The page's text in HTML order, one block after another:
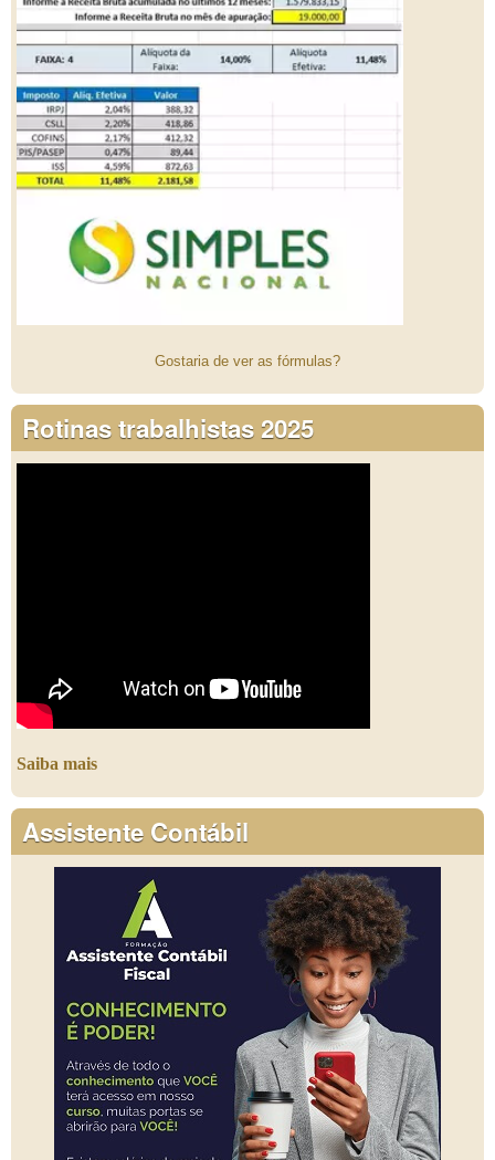
Gostaria de ver as fórmulas?
Rotinas trabalhistas 2025
Saiba mais
Assistente Contábil